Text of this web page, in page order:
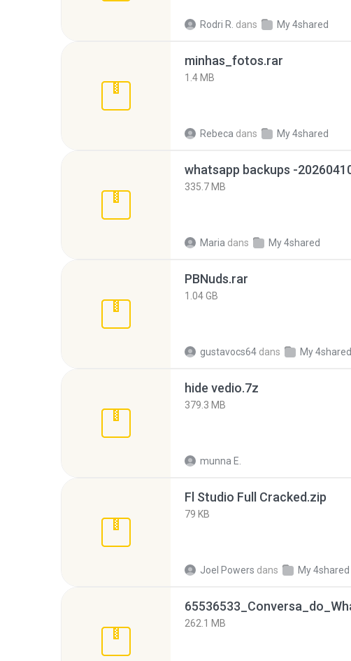
Rodri R. dans My 4shared
minhas_fotos.rar
1.4 MB
Rebeca dans My 4shared
335.7 MB
Maria dans My 4shared
PBNuds.rar
1.04 GB
gustavocs64 dans My 4shared
hide vedio.7z
379.3 MB
munna E.
Fl Studio Full Cracked.zip
79 KB
Joel Powers dans My 4shared
262.1 MB